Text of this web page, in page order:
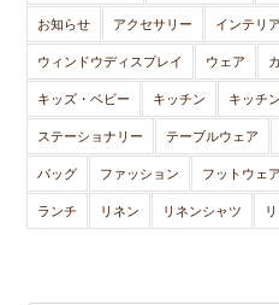
お知らせ アクセサリー インテリア
ウィンドウディスプレイ ウェア
キッズ・ベビー キッチン キッチ
ステーショナリー テーブルウェア
バッグ ファッション フットウェア
ランチ リネン リネンシャツ